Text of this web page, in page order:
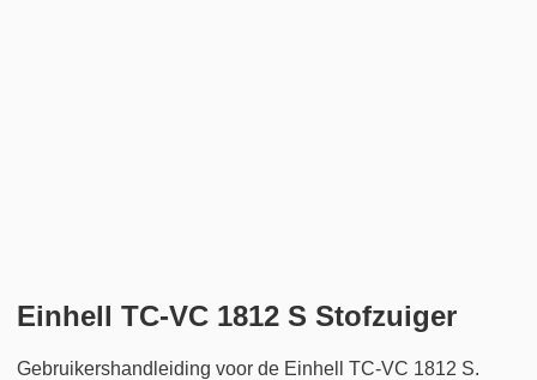
Einhell TC-VC 1812 S Stofzuiger
Gebruikershandleiding voor de Einhell TC-VC 1812 S.